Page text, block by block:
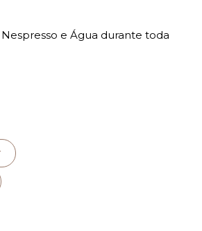
e Água durante toda